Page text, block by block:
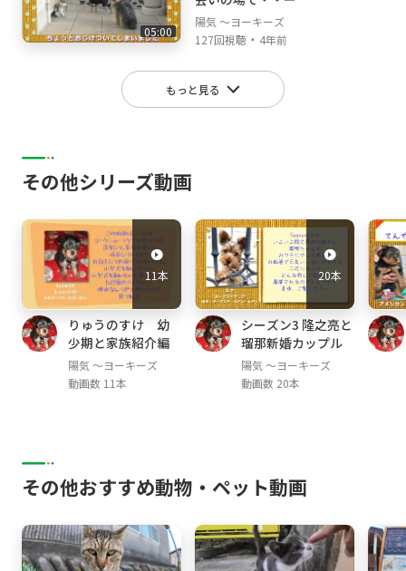
05:00
陽気 ～ヨーキーズ
127回視聴 ・ 4年前
もっと見る
その他シリーズ動画
11本
りゅうのすけ 幼
少期と家族紹介編
陽気 ～ヨーキーズ
動画数 11本
20本
シーズン3 隆之亮と
瑠那新婚カップル
陽気 ～ヨーキーズ
動画数 20本
その他おすすめ動物・ペット動画